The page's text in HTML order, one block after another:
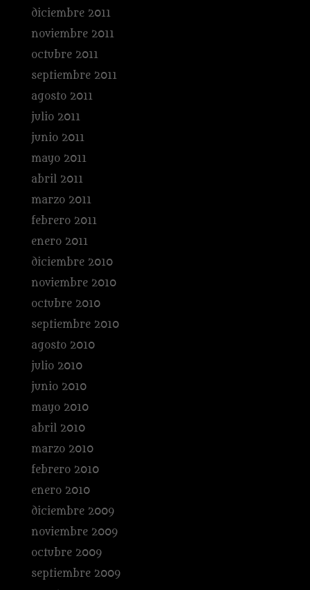
diciembre 2011
noviembre 2011
octubre 2011
septiembre 2011
agosto 2011
julio 2011
junio 2011
mayo 2011
abril 2011
marzo 2011
febrero 2011
enero 2011
diciembre 2010
noviembre 2010
octubre 2010
septiembre 2010
agosto 2010
julio 2010
junio 2010
mayo 2010
abril 2010
marzo 2010
febrero 2010
enero 2010
diciembre 2009
noviembre 2009
octubre 2009
septiembre 2009